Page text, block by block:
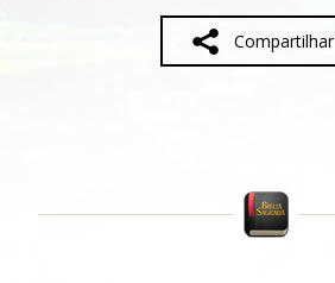
Sobre
Compartilhar